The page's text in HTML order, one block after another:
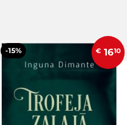
-15% € 1610